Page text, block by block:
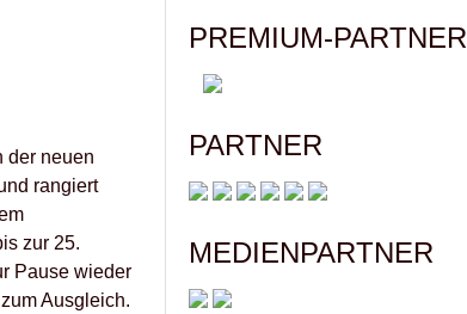
der neuen
rangiert
zur 25.
Pause wieder
Ausgleich.
PREMIUM-PARTNER
PARTNER
MEDIENPARTNER